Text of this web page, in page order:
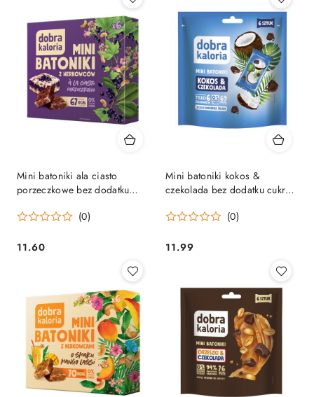
Mini batoniki ala ciasto
porzeczkowe bez dodatku
(0)
Cena:
11.60
Mini batoniki kokos &
czekolada bez dodatku cukru
(0)
Cena:
11.99